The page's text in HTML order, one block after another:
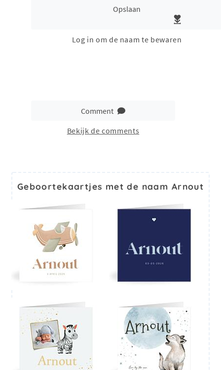
Opslaan
Log in om de naam te bewaren
Comment
Bekijk de comments
Geboortekaartjes met de naam Arnout